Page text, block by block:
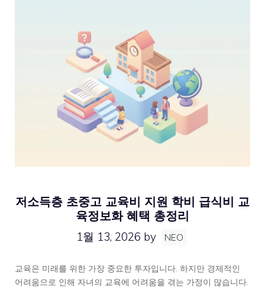
저소득층 초중고 교육비 지원 학비 급식비 교
육정보화 혜택 총정리
1월 13, 2026 by NEO
교육은 미래를 위한 가장 중요한 투자입니다. 하지만 경제적인
어려움으로 인해 자녀의 교육에 어려움을 겪는 가정이 많습니다.